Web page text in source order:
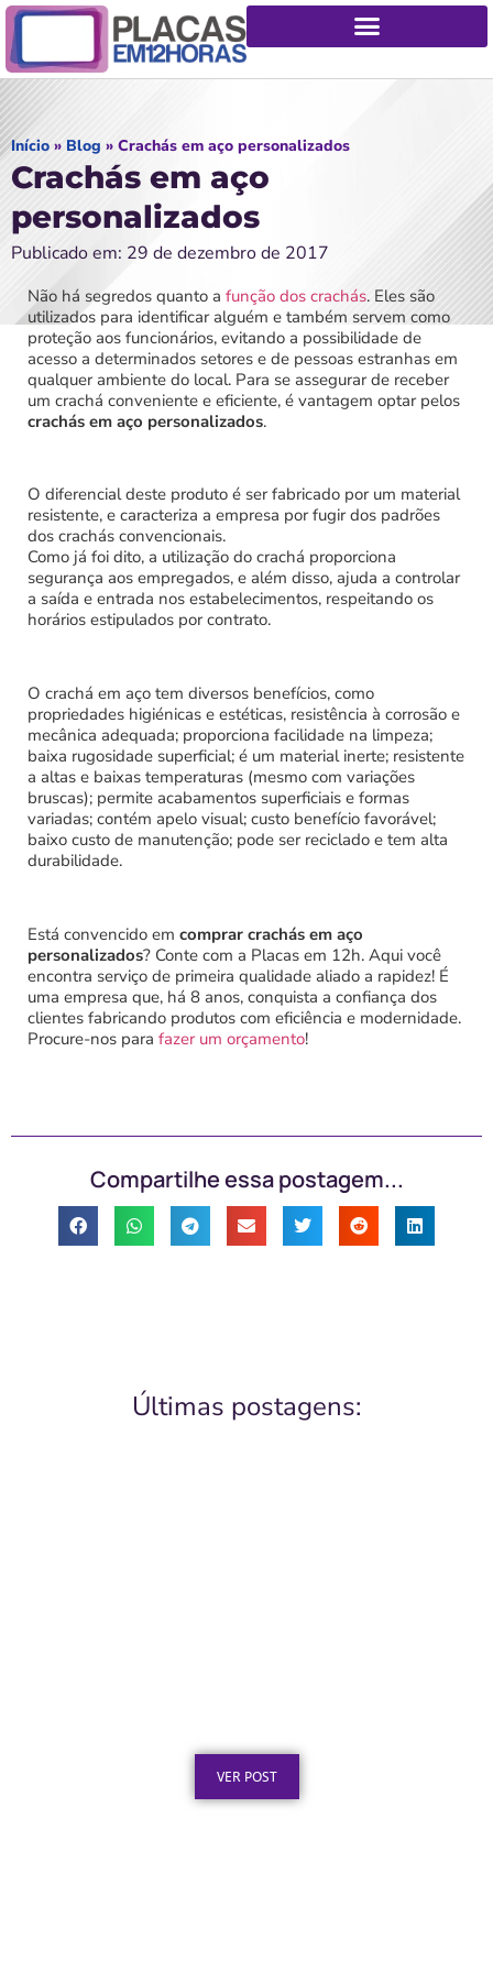
Início » Blog » Crachás em aço personalizados
Crachás em aço
personalizados
Publicado em: 29 de dezembro de 2017
Não há segredos quanto a função dos crachás. Eles são
utilizados para identificar alguém e também servem como
proteção aos funcionários, evitando a possibilidade de
acesso a determinados setores e de pessoas estranhas em
qualquer ambiente do local. Para se assegurar de receber
um crachá conveniente e eficiente, é vantagem optar pelos
crachás em aço personalizados.
O diferencial deste produto é ser fabricado por um material
resistente, e caracteriza a empresa por fugir dos padrões
dos crachás convencionais.
Como já foi dito, a utilização do crachá proporciona
segurança aos empregados, e além disso, ajuda a controlar
a saída e entrada nos estabelecimentos, respeitando os
horários estipulados por contrato.
O crachá em aço tem diversos benefícios, como
propriedades higiénicas e estéticas, resistência à corrosão e
mecânica adequada; proporciona facilidade na limpeza;
baixa rugosidade superficial; é um material inerte; resistente
a altas e baixas temperaturas (mesmo com variações
bruscas); permite acabamentos superficiais e formas
variadas; contém apelo visual; custo benefício favorável;
baixo custo de manutenção; pode ser reciclado e tem alta
durabilidade.
Está convencido em comprar crachás em aço
personalizados? Conte com a Placas em 12h. Aqui você
encontra serviço de primeira qualidade aliado a rapidez! É
uma empresa que, há 8 anos, conquista a confiança dos
clientes fabricando produtos com eficiência e modernidade.
Procure-nos para fazer um orçamento!
Compartilhe essa postagem...
Últimas postagens:
VER POST